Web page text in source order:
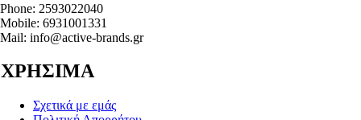
Phone: 2593022040
Mobile: 6931001331
Mail: info@active-brands.gr
ΧΡΗΣΙΜΑ
Σχετικά με εμάς